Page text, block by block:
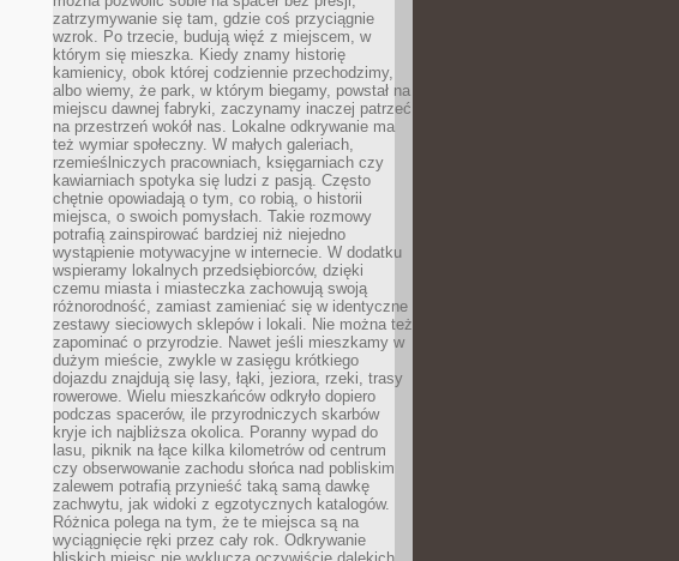
zatrzymywanie się tam, gdzie coś przyciągnie
wzrok. Po trzecie, budują więź z miejscem, w
którym się mieszka. Kiedy znamy historię
kamienicy, obok której codziennie przechodzimy,
albo wiemy, że park, w którym biegamy, powstał na
miejscu dawnej fabryki, zaczynamy inaczej patrzeć
na przestrzeń wokół nas. Lokalne odkrywanie ma
też wymiar społeczny. W małych galeriach,
rzemieślniczych pracowniach, księgarniach czy
kawiarniach spotyka się ludzi z pasją. Często
chętnie opowiadają o tym, co robią, o historii
miejsca, o swoich pomysłach. Takie rozmowy
potrafią zainspirować bardziej niż niejedno
wystąpienie motywacyjne w internecie. W dodatku
wspieramy lokalnych przedsiębiorców, dzięki
czemu miasta i miasteczka zachowują swoją
różnorodność, zamiast zamieniać się w identyczne
zestawy sieciowych sklepów i lokali. Nie można też
zapominać o przyrodzie. Nawet jeśli mieszkamy w
dużym mieście, zwykle w zasięgu krótkiego
dojazdu znajdują się lasy, łąki, jeziora, rzeki, trasy
rowerowe. Wielu mieszkańców odkryło dopiero
podczas spacerów, ile przyrodniczych skarbów
kryje ich najbliższa okolica. Poranny wypad do
lasu, piknik na łące kilka kilometrów od centrum
czy obserwowanie zachodu słońca nad pobliskim
zalewem potrafią przynieść taką samą dawkę
zachwytu, jak widoki z egzotycznych katalogów.
Różnica polega na tym, że te miejsca są na
wyciągnięcie ręki przez cały rok. Odkrywanie